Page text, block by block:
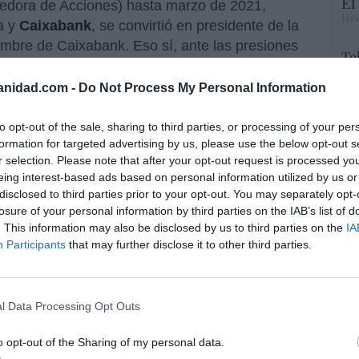
- Do Not Process My Personal Information
opt-out of the sale, sharing to third parties, or processing of your
for targeted advertising by us, please use the below opt-out
selection. Please note that after your opt-out request is processed
interest-based ads based on personal information utilized by us
to third parties prior to your opt-out. You may separately
of your personal information by third parties on the IAB’s list of
This information may also be disclosed by us to third parties on the
Participants that may further disclose it to other third parties.
Data Processing Opt Outs
opt-out of the Sharing of my personal data.
de Acciones) hasta marzo de 2021,
y Caixabank, se convirtió en presidente de la
de Caixabank. Eso sí, ante las presiones
el modelo de gobernanza de los bancos
en diciembre de 2024. Actualmente,
y patrono de distintas
del Consejo Asesor del Instituto Americano
seis consejeros de los 10 que forman
Ortega Pérez, quien ejerce de presidenta
Marcote ), el único ejecutivo (
Óscar
Kingsmill). Y no se prevén sorpresas
Ortega, con un 59,294% del capital (del
de su vehículo de inversiones,